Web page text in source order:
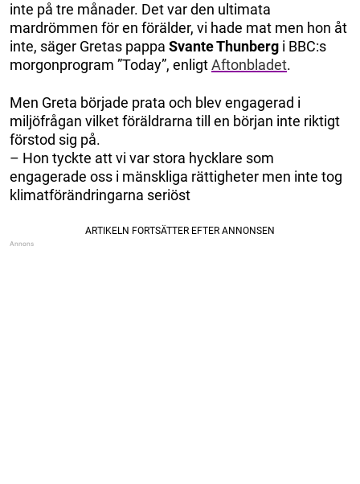
inte på tre månader. Det var den ultimata
mardrömmen för en förälder, vi hade mat men hon åt
inte, säger Gretas pappa Svante Thunberg i BBC:s
morgonprogram ”Today”, enligtAftonbladet.
Men Greta började prata och blev engagerad i
miljöfrågan vilket föräldrarna till en början inte riktigt
förstod sig på.
– Hon tyckte att vi var stora hycklare som
engagerade oss i mänskliga rättigheter men inte tog
klimatförändringarna seriöst